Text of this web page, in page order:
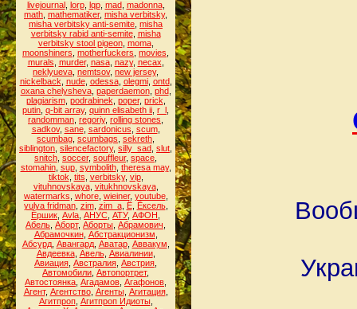
livejournal, lorp, lqp, mad, madonna,
math mathematiker, misha verbitsky,
misha verbitsky anti-semite misha
verbitsky rabid anti-semite, misha
verbitsky stool pigeon, moma,
moonshiners motherfuckers movies
murals murder, nasa, nazy, necax
neklyueva nemtsov, new jersey,
nickelback nude, odessa, olegmi, ontd,
oxana chelysheva, paperdaemon, phd,
plagiarism, podrabinek poper, prick
putin q-bit array, quinn elisabeth ii r_l
randomman regoriy, rolling stones
sadkov, sane, sardonicus scum,
scumbag scumbags sekreth
siblington silencefactory, silly_sad slut
snitch soccer, souffleur, space
stomahin, sup, symbolith, theresa may,
tiktok tits verbitsky, vip,
vituhnovskaya, vitukhnovskaya,
watermarks whore, wieiner, youtube,
yulya fridman, zim, zim_a, Ё, Ёксель,
Ёршик Аvla АНУС АТУ, АФОН
Абель Аборт, Аборты Абрамович
Абрамочкин, Абстракционизм
Абсурд, Авангард, Аватар, Аввакум
Авдеевка, Авель, Авиалинии,
Авиация Австралия Австрия
Автомобили Автопортрет,
Автостоянка Агадамов Агафонов
Агент, Агентство, Агенты, Агитация,
Агитпроп, Агитпроп Идиоты,